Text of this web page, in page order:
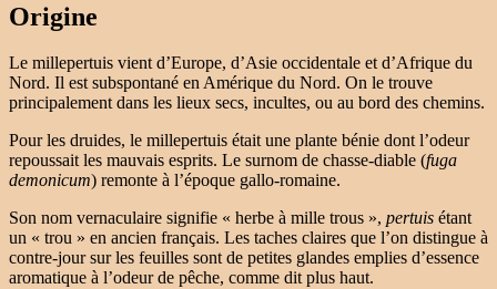
Origine
Le millepertuis vient d’Europe, d’Asie occidentale et d’Afrique du
Nord. Il est subspontané en Amérique du Nord. On le trouve
principalement dans les lieux secs, incultes, ou au bord des chemins.
Pour les druides, le millepertuis était une plante bénie dont l’odeur
repoussait les mauvais esprits. Le surnom de chasse-diable (fuga
demonicum) remonte à l’époque gallo-romaine.
Son nom vernaculaire signifie « herbe à mille trous », pertuis étant
un « trou » en ancien français. Les taches claires que l’on distingue à
contre-jour sur les feuilles sont de petites glandes emplies d’essence
aromatique à l’odeur de pêche, comme dit plus haut.